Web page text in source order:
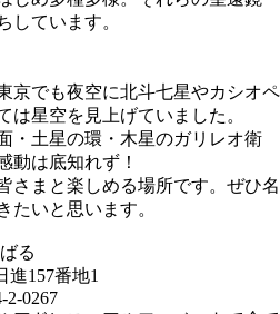
しています。
京でも夜空に北斗七星やカシオペ
は星空を見上げていました。
・土星の環・木星のガリレオ衛
は底知れず！
さまと楽しめる場所です。ぜひ名
たいと思います。
進157番地1
2-0267